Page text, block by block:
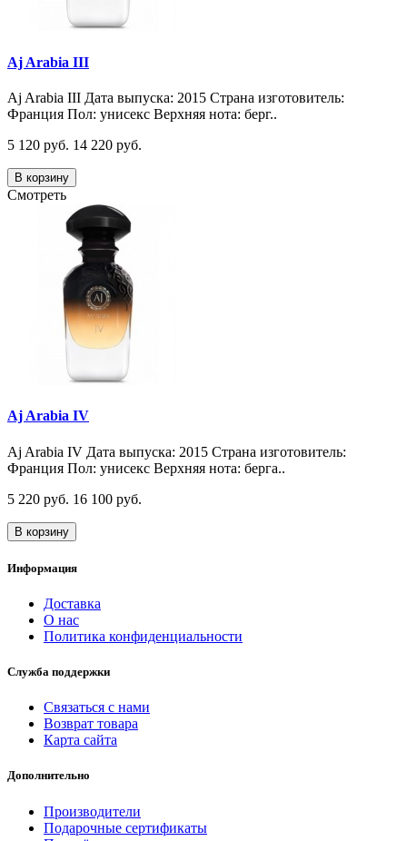
Aj Arabia III
Aj Arabia III Дата выпуска: 2015 Страна изготовитель:
Франция Пол: унисекс Верхняя нота: берг..
5 120 руб. 14 220 руб.
В корзину
Смотреть
Aj Arabia IV
Aj Arabia IV Дата выпуска: 2015 Страна изготовитель:
Франция Пол: унисекс Верхняя нота: берга..
5 220 руб. 16 100 руб.
В корзину
Информация
Доставка
О нас
Политика конфиденциальности
Служба поддержки
Связаться с нами
Возврат товара
Карта сайта
Дополнительно
Производители
Подарочные сертификаты